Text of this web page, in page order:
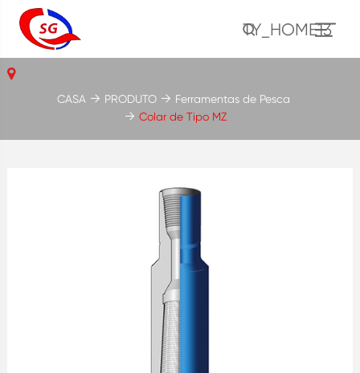
TY_HOME13
CASA PRODUTO
Ferramentas de Pesca
Colar de Tipo MZ